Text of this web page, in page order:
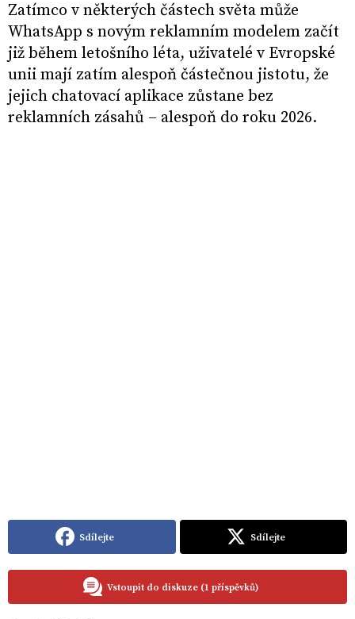
Zatímco v některých částech světa může
WhatsApp s novým reklamním modelem začít
již během letošního léta, uživatelé v Evropské
unii mají zatím alespoň částečnou jistotu, že
jejich chatovací aplikace zůstane bez
reklamních zásahů – alespoň do roku 2026.
Sdílejte Sdílejte
Vstoupit do diskuze (1 příspěvků)